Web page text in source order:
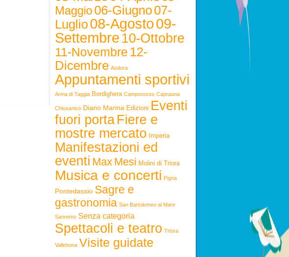
Maggio06-Giugno07-
Luglio08-Agosto09-
Settembre 10-Ottobre
11-Novembre 12-
Dicembre Andora
Appuntamenti sportivi
Arma di Taggia Bordighera Camporosso Caprauna
Chiusanico Diano Marina Edizioni Eventi
fuori porta Fiere e
mostre mercato
Imperia
Manifestazioni ed
eventi Max Mesi Molini di Triora
Musica e concerti Pigna
Pontedassio Sagre e
gastronomia San Bartolomeo al Mare
Sanremo Senza categoria
Spettacoli e teatro Triora
Vallebona Visite guidate